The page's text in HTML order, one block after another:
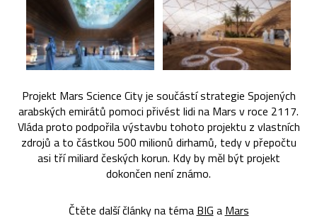
Projekt Mars Science City je součástí strategie Spojených
arabských emirátů pomoci přivést lidi na Mars v roce 2117.
Vláda proto podpořila výstavbu tohoto projektu z vlastních
zdrojů a to částkou 500 milionů dirhamů, tedy v přepočtu
asi tří miliard českých korun. Kdy by měl být projekt
dokončen není známo.
Čtěte další články na téma BIG a Mars